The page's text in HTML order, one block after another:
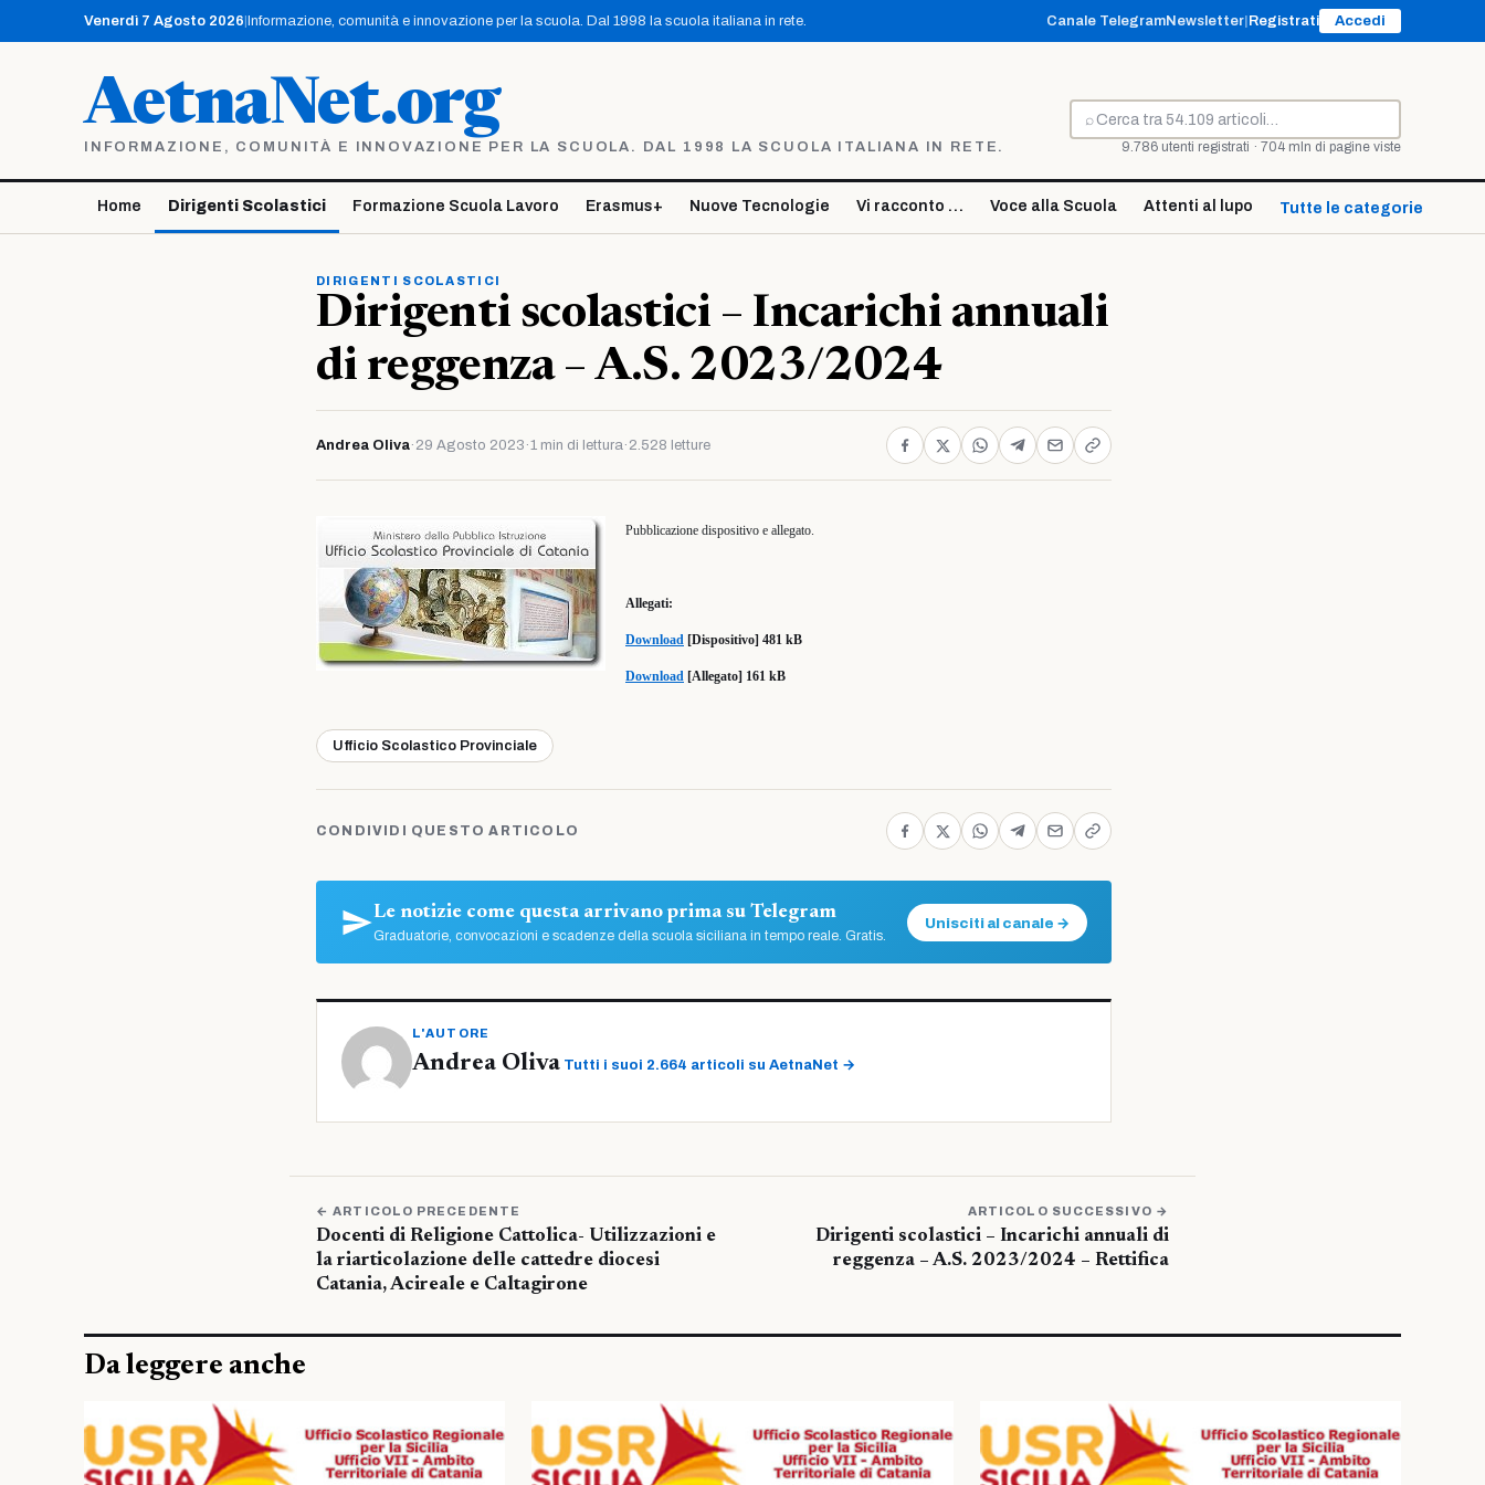
contenuto
Venerdì 7 Agosto 2026 Informazione, comunità e innovazione per la scuola. Dal 1998 la scuola italiana in rete. Canale TelegramNewsletter Registrati Accedi
AetnaNet.org
INFORMAZIONE, COMUNITÀ E INNOVAZIONE PER LA SCUOLA. DAL 1998 LA SCUOLA ITALIANA IN RETE.
⌕
Cerca
9.786 utenti registrati · 704 mln di pagine viste
Home Dirigenti Scolastici Formazione Scuola Lavoro Erasmus+ Nuove Tecnologie Vi racconto … Voce alla Scuola Attenti al lupo Tutte le categorie ↓
DIRIGENTI SCOLASTICI
Dirigenti scolastici – Incarichi annuali
di reggenza – A.S. 2023/2024
Andrea Oliva· 29 Agosto 2023 ·1 min di lettura· 2.528 letture
Pubblicazione dispositivo e allegato.
Allegati:
Download [Dispositivo] 481 kB
Download [Allegato] 161 kB
Ufficio Scolastico Provinciale
CONDIVIDI QUESTO ARTICOLO
Le notizie come questa arrivano prima su Telegram
Graduatorie, convocazioni e scadenze della scuola siciliana in tempo reale. Gratis.
Unisciti al canale →
L'AUTORE
Andrea Oliva Tutti i suoi 2.664 articoli su AetnaNet →
← ARTICOLO PRECEDENTE
Docenti di Religione Cattolica- Utilizzazioni e
la riarticolazione delle cattedre diocesi
Catania, Acireale e Caltagirone
ARTICOLO SUCCESSIVO →
Dirigenti scolastici – Incarichi annuali di
reggenza – A.S. 2023/2024 – Rettifica
Da leggere anche